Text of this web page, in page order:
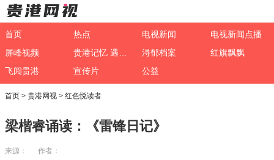
首页 热点 电视新闻
电视新闻点播
屏峰视频
浔郁档案
红旗飘飘
飞阅贵港
宣传片 公益
首页 > 贵港网视 > 红色悦读者
梁楷睿诵读：《雷锋日记》
来源： 作者：